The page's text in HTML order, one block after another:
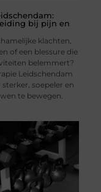
bij pijn en
klachten,
of een blessure die
belemmert?
Leidschendam
soepeler en
te bewegen.